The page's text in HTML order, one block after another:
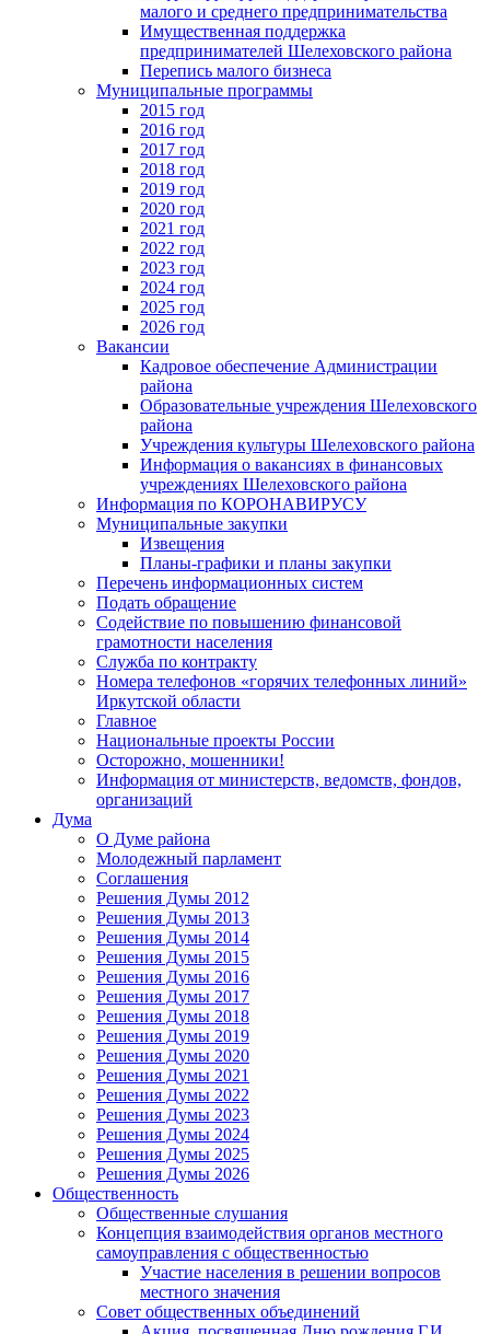
малого и среднего предпринимательства
Имущественная поддержка
предпринимателей Шелеховского района
Перепись малого бизнеса
Муниципальные программы
2015 год
2016 год
2017 год
2018 год
2019 год
2020 год
2021 год
2022 год
2023 год
2024 год
2025 год
2026 год
Вакансии
Кадровое обеспечение Администрации
района
Образовательные учреждения Шелеховского
района
Учреждения культуры Шелеховского района
Информация о вакансиях в финансовых
учреждениях Шелеховского района
Информация по КОРОНАВИРУСУ
Муниципальные закупки
Извещения
Планы-графики и планы закупки
Перечень информационных систем
Подать обращение
Содействие по повышению финансовой
грамотности населения
Служба по контракту
Номера телефонов «горячих телефонных линий»
Иркутской области
Главное
Национальные проекты России
Осторожно, мошенники!
Информация от министерств, ведомств, фондов,
организаций
Дума
О Думе района
Молодежный парламент
Соглашения
Решения Думы 2012
Решения Думы 2013
Решения Думы 2014
Решения Думы 2015
Решения Думы 2016
Решения Думы 2017
Решения Думы 2018
Решения Думы 2019
Решения Думы 2020
Решения Думы 2021
Решения Думы 2022
Решения Думы 2023
Решения Думы 2024
Решения Думы 2025
Решения Думы 2026
Общественность
Общественные слушания
Концепция взаимодействия органов местного
самоуправления с общественностью
Участие населения в решении вопросов
местного значения
Совет общественных объединений